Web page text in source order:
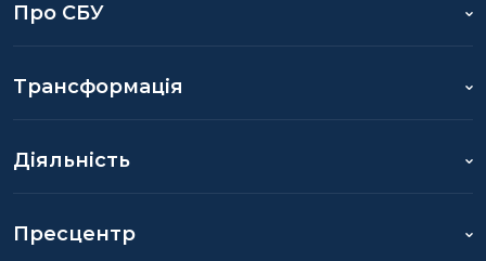
Про СБУ
Трансформація
Діяльність
Пресцентр